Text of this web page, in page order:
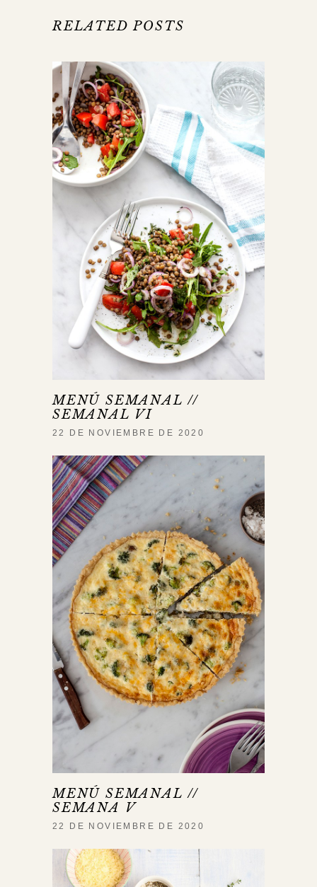
RELATED POSTS
MENÚ SEMANAL //
SEMANAL VI
22 DE NOVIEMBRE DE 2020
MENÚ SEMANAL //
SEMANA V
22 DE NOVIEMBRE DE 2020